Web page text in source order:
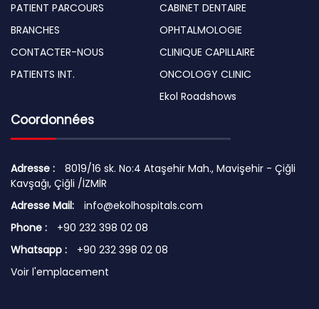
PATIENT PARCOURS
BRANCHES
CONTACTER-NOUS
PATIENTS INT.
CABINET DENTAIRE
OPHTALMOLOGIE
CLINIQUE CAPILLAIRE
ONCOLOGY CLINIC
Ekol Roadshows
Coordonnées
Adresse :
8019/16 sk. No:4 Ataşehir Mah., Mavişehir - Çiğli
Kavşağı, Çiğli /İZMİR
Adresse Mail:
info@ekolhospitals.com
Phone :
+90 232 398 02 08
Whatsapp :
+90 232 398 02 08
Voir l'emplacement